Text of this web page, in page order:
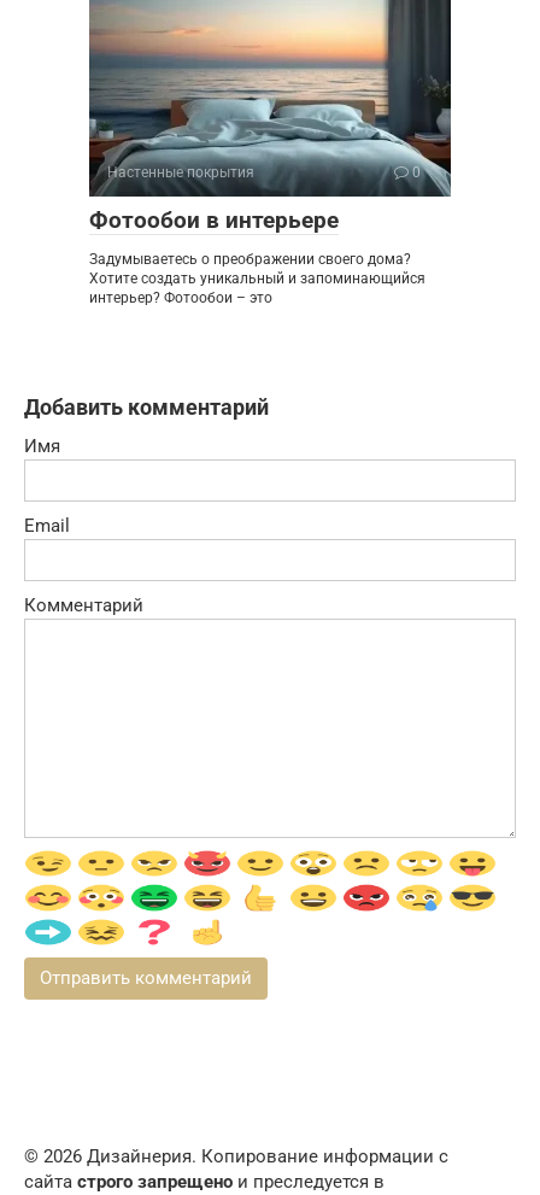
Настенные покрытия 0
Фотообои в интерьере
Задумываетесь о преображении своего дома?
Хотите создать уникальный и запоминающийся
интерьер? Фотообои – это
Добавить комментарий
Имя
Email
Комментарий
© 2026 Дизайнерия. Копирование информации с
сайта строго запрещено и преследуется в